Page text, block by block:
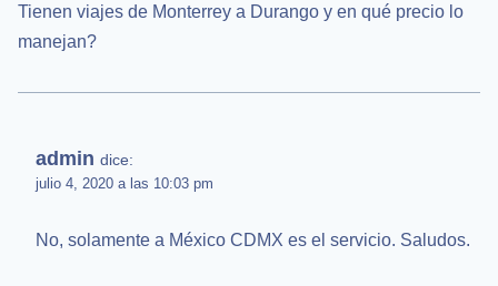
Tienen viajes de Monterrey a Durango y en qué precio lo
manejan?
admin dice:
julio 4, 2020 a las 10:03 pm
No, solamente a México CDMX es el servicio. Saludos.